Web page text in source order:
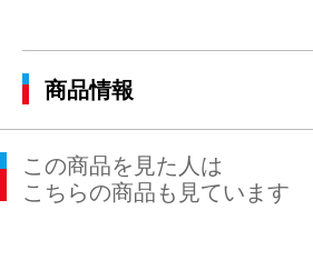
商品情報
この商品を見た人は
こちらの商品も見ています